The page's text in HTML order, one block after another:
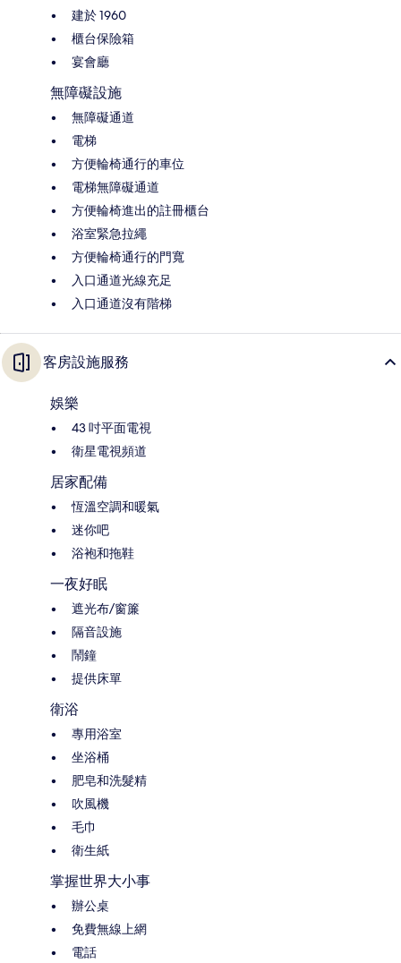
建於 1960
櫃台保險箱
宴會廳
無障礙設施
無障礙通道
電梯
方便輪椅通行的車位
電梯無障礙通道
方便輪椅進出的註冊櫃台
浴室緊急拉繩
方便輪椅通行的門寬
入口通道光線充足
入口通道沒有階梯
客房設施服務
娛樂
43 吋平面電視
衛星電視頻道
居家配備
恆溫空調和暖氣
迷你吧
浴袍和拖鞋
一夜好眠
遮光布/窗簾
隔音設施
鬧鐘
提供床單
衛浴
專用浴室
坐浴桶
肥皂和洗髮精
吹風機
毛巾
衛生紙
掌握世界大小事
辦公桌
免費無線上網
電話